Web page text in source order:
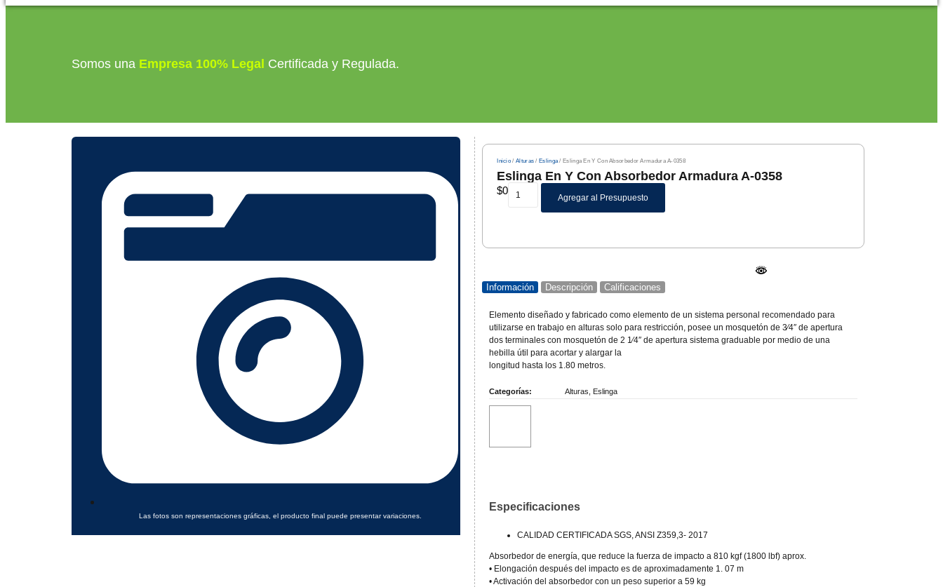
Somos una Empresa 100% Legal Certificada y Regulada.
Las fotos son representaciones gráficas, el producto final puede presentar variaciones.
Inicio /Alturas /Eslinga / Eslinga En Y Con Absorbedor Armadura A-0358
Eslinga En Y Con Absorbedor Armadura A-0358
$0
Agregar al Presupuesto
Información Descripción Calificaciones
Elemento diseñado y fabricado como elemento de un sistema personal recomendado para
utilizarse en trabajo en alturas solo para restricción, posee un mosquetón de 3⁄4″ de apertura
dos terminales con mosquetón de 2 1⁄4″ de apertura sistema graduable por medio de una
hebilla útil para acortar y alargar la
longitud hasta los 1.80 metros.
Categorías: Alturas Eslinga
Especificaciones
CALIDAD CERTIFICADA SGS, ANSI Z359,3- 2017
Absorbedor de energía, que reduce la fuerza de impacto a 810 kgf (1800 lbf) aprox.
• Elongación después del impacto es de aproximadamente 1. 07 m
• Activación del absorbedor con un peso superior a 59 kg